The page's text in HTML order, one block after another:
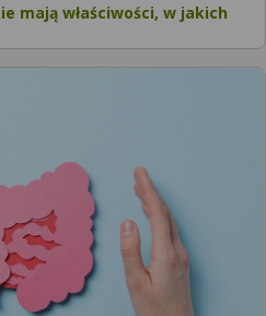
mają właściwości, w jakich